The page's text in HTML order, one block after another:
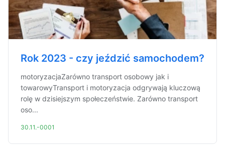
Rok 2023 - czy jeździć samochodem?
motoryzacjaZarówno transport osobowy jak i
towarowyTransport i motoryzacja odgrywają kluczową
rolę w dzisiejszym społeczeństwie. Zarówno transport
oso...
30.11.-0001